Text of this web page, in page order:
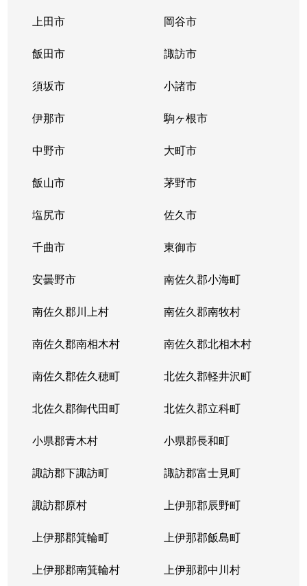
上田市 岡谷市
飯田市 諏訪市
須坂市 小諸市
伊那市 駒ヶ根市
中野市 大町市
飯山市 茅野市
塩尻市 佐久市
千曲市 東御市
安曇野市 南佐久郡小海町
南佐久郡川上村 南佐久郡南牧村
南佐久郡南相木村 南佐久郡北相木村
南佐久郡佐久穂町 北佐久郡軽井沢町
北佐久郡御代田町 北佐久郡立科町
小県郡青木村 小県郡長和町
諏訪郡下諏訪町 諏訪郡富士見町
諏訪郡原村 上伊那郡辰野町
上伊那郡箕輪町 上伊那郡飯島町
上伊那郡南箕輪村 上伊那郡中川村